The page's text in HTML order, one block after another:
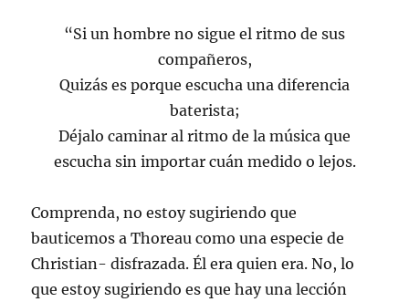
“Si un hombre no sigue el ritmo de sus
compañeros,
Quizás es porque escucha una diferencia
baterista;
Déjalo caminar al ritmo de la música que
escucha sin importar cuán medido o lejos.
Comprenda, no estoy sugiriendo que
bauticemos a Thoreau como una especie de
Christian- disfrazada. Él era quien era. No, lo
que estoy sugiriendo es que hay una lección